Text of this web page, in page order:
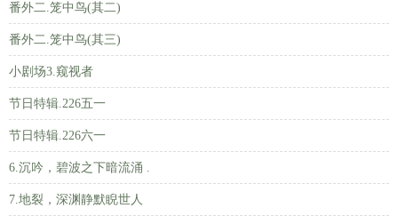
番外二.笼中鸟(其二)
番外二.笼中鸟(其三)
小剧场3.窥视者
节日特辑.226五一
节日特辑.226六一
6.沉吟，碧波之下暗流涌 .
7.地裂，深渊静默睨世人